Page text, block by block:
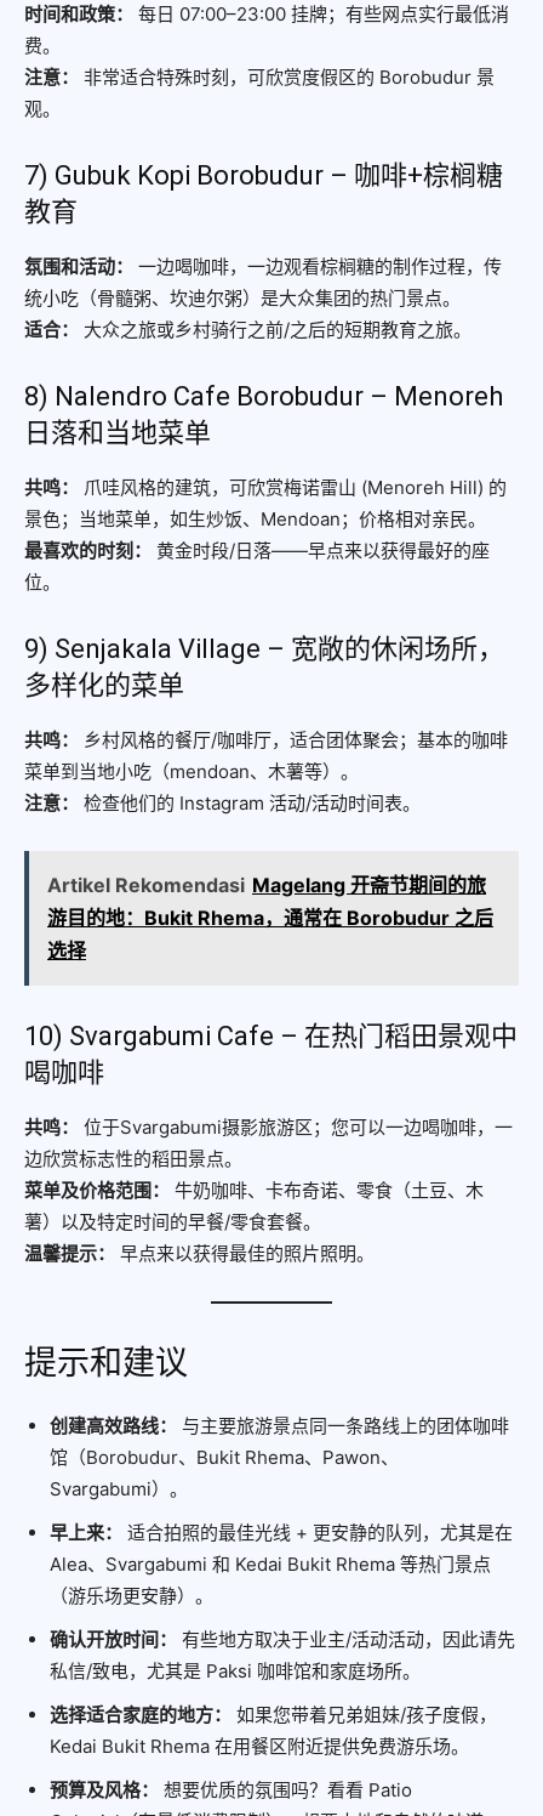
时间和政策：
每日 07:00–23:00 挂牌；有些网点实行最低消
费。
注意：
非常适合特殊时刻，可欣赏度假区的 Borobudur 景
观。
7) Gubuk Kopi Borobudur – 咖啡+棕榈糖
教育
氛围和活动：
一边喝咖啡，一边观看棕榈糖的制作过程，传
统小吃（骨髓粥、坎迪尔粥）是大众集团的热门景点。
适合：
大众之旅或乡村骑行之前/之后的短期教育之旅。
8) Nalendro Cafe Borobudur – Menoreh
日落和当地菜单
共鸣：
爪哇风格的建筑，可欣赏梅诺雷山 (Menoreh Hill) 的
景色；当地菜单，如生炒饭、Mendoan；价格相对亲民。
最喜欢的时刻：
黄金时段/日落——早点来以获得最好的座
位。
9) Senjakala Village – 宽敞的休闲场所，
多样化的菜单
共鸣：
乡村风格的餐厅/咖啡厅，适合团体聚会；基本的咖啡
菜单到当地小吃（mendoan、木薯等）。
注意：
检查他们的 Instagram 活动/活动时间表。
Artikel Rekomendasi Magelang 开斋节期间的旅
游目的地：Bukit Rhema，通常在 Borobudur 之后
选择
10) Svargabumi Cafe – 在热门稻田景观中
喝咖啡
共鸣：
位于Svargabumi摄影旅游区；您可以一边喝咖啡，一
边欣赏标志性的稻田景点。
菜单及价格范围：
牛奶咖啡、卡布奇诺、零食（土豆、木
薯）以及特定时间的早餐/零食套餐。
温馨提示：
早点来以获得最佳的照片照明。
提示和建议
创建高效路线：
与主要旅游景点同一条路线上的团体咖啡
馆（Borobudur、Bukit Rhema、Pawon、
Svargabumi）。
早上来：
适合拍照的最佳光线 + 更安静的队列，尤其是在
Alea、Svargabumi 和 Kedai Bukit Rhema 等热门景点
（游乐场更安静）。
确认开放时间：
有些地方取决于业主/活动活动，因此请先
私信/致电，尤其是 Paksi 咖啡馆和家庭场所。
选择适合家庭的地方：
如果您带着兄弟姐妹/孩子度假，
Kedai Bukit Rhema 在用餐区附近提供免费游乐场。
预算及风格：
想要优质的氛围吗？看看 Patio